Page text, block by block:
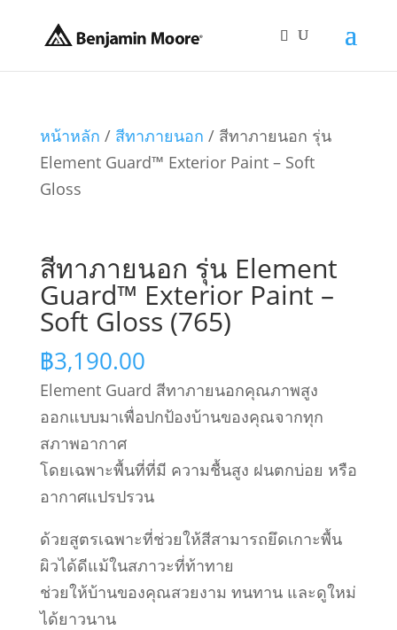
หน้าหลัก / สีทาภายนอก / สีทาภายนอก รุ่น
Element Guard™ Exterior Paint – Soft
Gloss
สีทาภายนอก รุ่น Element
Guard™ Exterior Paint –
Soft Gloss (765)
฿3,190.00
Element Guard สีทาภายนอกคุณภาพสูง
ออกแบบมาเพื่อปกป้องบ้านของคุณจากทุก
สภาพอากาศ
โดยเฉพาะพื้นที่ที่มี ความชื้นสูง ฝนตกบ่อย หรือ
อากาศแปรปรวน
ด้วยสูตรเฉพาะที่ช่วยให้สีสามารถยึดเกาะพื้น
ผิวได้ดีแม้ในสภาวะที่ท้าทาย
ช่วยให้บ้านของคุณสวยงาม ทนทาน และดูใหม่
ได้ยาวนาน